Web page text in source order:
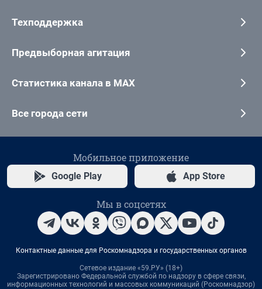
Техподдержка
Предвыборная агитация
Статистика канала в MAX
Все города сети
Мобильное приложение
Google Play App Store
Мы в соцсетях
Контактные данные для Роскомнадзора и государственных органов
Сетевое издание «59.РУ» (18+)
Зарегистрировано Федеральной службой по надзору в сфере связи,
информационных технологий и массовых коммуникаций (Роскомнадзор)